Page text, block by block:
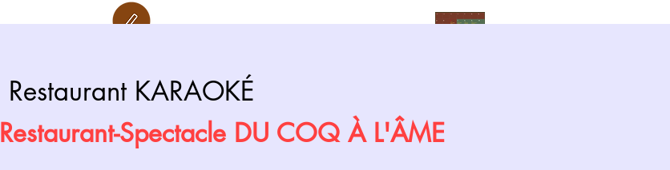
Restaurant KARAOKÉ
Restaurant-Spectacle DU COQ À L'ÂME